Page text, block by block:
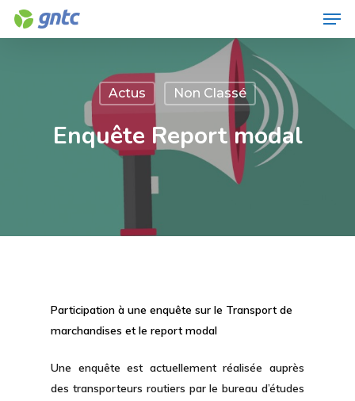
Skip
Actus Non Classé
Enquête Report modal
Participation à une enquête sur le Transport de
marchandises et le report modal
Une enquête est actuellement réalisée auprès
des transporteurs routiers par le bureau d’études